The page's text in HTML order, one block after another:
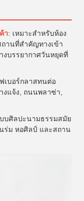
า: เหมาะสำหรับห้อง
านที่สำคัญทางเข้า
งบรรยากาศวันหยุดที่
เบอร์กลาสทนต่อ
แจ้ง, ถนนพลาซ่า,
บศิลปะนามธรรมสมัย
ร่ม หอศิลป์ และสถาน